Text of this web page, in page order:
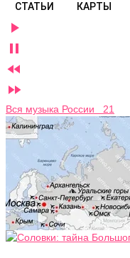
СТАТЬИ КАРТЫ




Вся музыка России 21